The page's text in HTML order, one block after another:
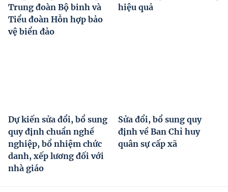
Trung đoàn Bộ binh và
Tiểu đoàn Hỗn hợp bảo
vệ biển đảo
hiệu quả
Dự kiến sửa đổi, bổ sung
quy định chuẩn nghề
nghiệp, bổ nhiệm chức
danh, xếp lương đối với
nhà giáo
Sửa đổi, bổ sung quy
định về Ban Chỉ huy
quân sự cấp xã